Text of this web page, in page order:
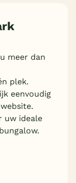
meer dan
plek.
eenvoudig
uw ideale